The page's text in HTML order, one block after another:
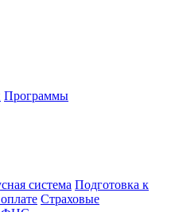
Программы
система Подготовка к
Страховые